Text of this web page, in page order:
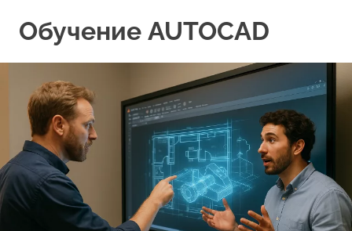
содержимому
Обучение AUTOCAD